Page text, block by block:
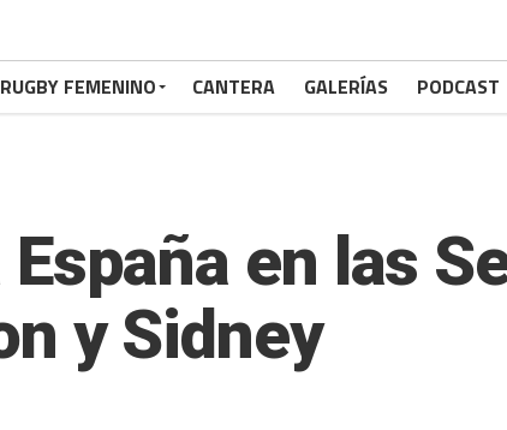
RUGBY FEMENINO CANTERA GALERÍAS PODCAST
en las
y Sidney